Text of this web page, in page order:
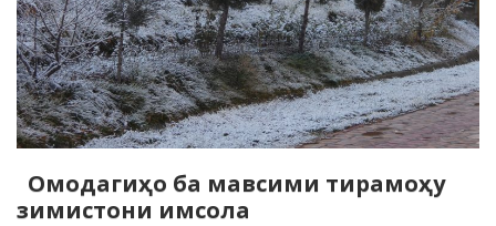
Омодагиҳо ба мавсими тирамоҳу
зимистони имсола